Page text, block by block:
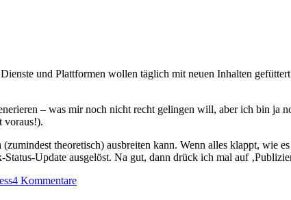
und Plattformen wollen täglich mit neuen Inhalten
– was mir noch nicht recht gelingen will, aber ich bin ja
voraus!).
theoretisch) ausbreiten kann. Wenn alles klappt, wie es
Update ausgelöst. Na gut, dann drück ich mal auf
4 Kommentarezu